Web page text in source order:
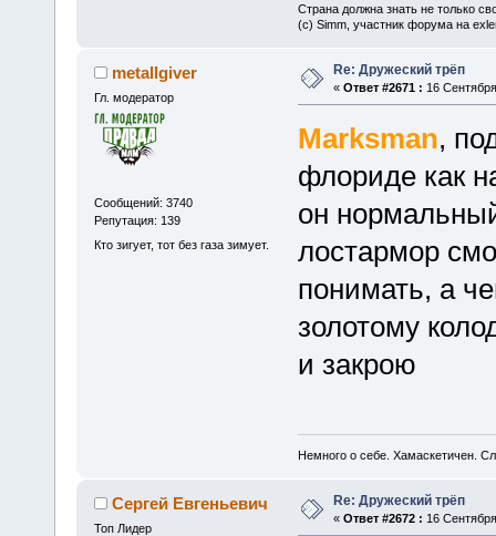
Страна должна знать не только
(c) Simm, участник форума на
metallgiver
Гл. модератор
Сообщений: 3740
Репутация: 139
Кто зигует, тот без газа зимует.
Re: Дружеский трёп
« Ответ #2671 : 16
Marksman,
флориде как
он
лостармор
понимать, а
золотому
и закрою
Немного о себе. Хамаскетичен.
Сергей Евгеньевич
Топ Лидер
Re: Дружеский трёп
« Ответ #2672 : 16